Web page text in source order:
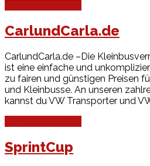
CarlundCarla.de
CarlundCarla.de –Die
ist eine einfache und
zu fairen und günstigen Preisen
und Kleinbusse. An unseren
kannst du VW Transporter und
SprintCup